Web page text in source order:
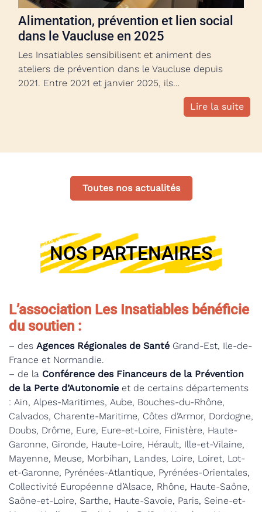
Alimentation, prévention et lien social
dans le Vaucluse en 2025
Les Insatiables sensibilisent et animent des
ateliers de prévention dans le Vaucluse depuis
2021. Entre 2021 et janvier 2025, ils…
Lire la suite
Toutes nos actualités
NOS PARTENAIRES
L’association Les Insatiables bénéficie
du soutien :
– des Agences Régionales de Santé Grand-Est, Ile-de-
France et Normandie.
– de la Conférence des Financeurs de la Prévention
de la Perte d’Autonomie et de certains départements
: Ain, Alpes-Maritimes, Aube, Bouches-du-Rhône,
Calvados, Charente-Maritime, Côtes d’Armor, Dordogne,
Doubs, Drôme, Eure, Eure-et-Loire, Finistère, Haute-
Garonne, Gironde, Haute-Loire, Hérault, Ille-et-Vilaine,
Mayenne, Meuse, Morbihan, Landes, Loire, Loiret, Lot-
et-Garonne, Pyrénées-Atlantique, Pyrénées-Orientales,
Collectivité Européenne d’Alsace, Rhône, Haute-Saône,
Saône-et-Loire, Sarthe, Haute-Savoie, Paris, Seine-et-